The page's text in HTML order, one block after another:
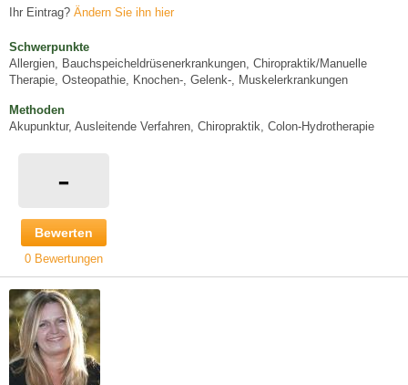
Ihr Eintrag? Ändern Sie ihn hier
Schwerpunkte
Allergien, Bauchspeicheldrüsenerkrankungen, Chiropraktik/Manuelle
Therapie, Osteopathie, Knochen-, Gelenk-, Muskelerkrankungen
Methoden
Akupunktur, Ausleitende Verfahren, Chiropraktik, Colon-Hydrotherapie
-
Bewerten
0 Bewertungen